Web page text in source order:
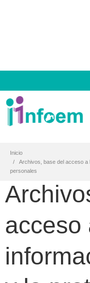
Inicio
Archivos, base del acceso a
personales
acceso